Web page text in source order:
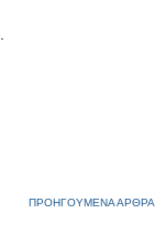
ΠΡΟΗΓΟΥΜΕΝΑ ΑΡΘΡΑ